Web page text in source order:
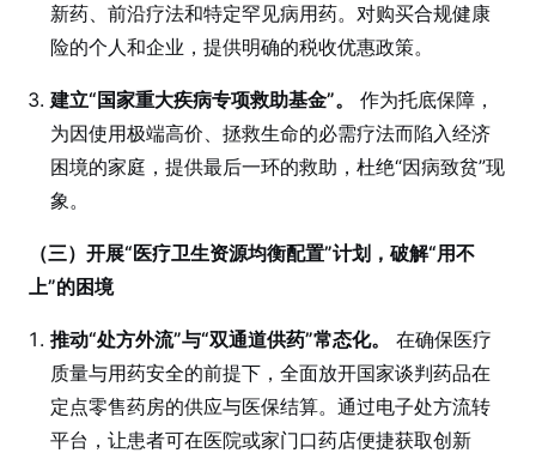
新药、前沿疗法和特定罕见病用药。对购买合规健康
险的个人和企业，提供明确的税收优惠政策。
建立“国家重大疾病专项救助基金”。
作为托底保障，
为因使用极端高价、拯救生命的必需疗法而陷入经济
困境的家庭，提供最后一环的救助，杜绝“因病致贫”现
象。
（三）开展“医疗卫生资源均衡配置”计划，破解“用不
上”的困境
推动“处方外流”与“双通道供药”常态化。
在确保医疗
质量与用药安全的前提下，全面放开国家谈判药品在
定点零售药房的供应与医保结算。通过电子处方流转
平台，让患者可在医院或家门口药店便捷获取创新